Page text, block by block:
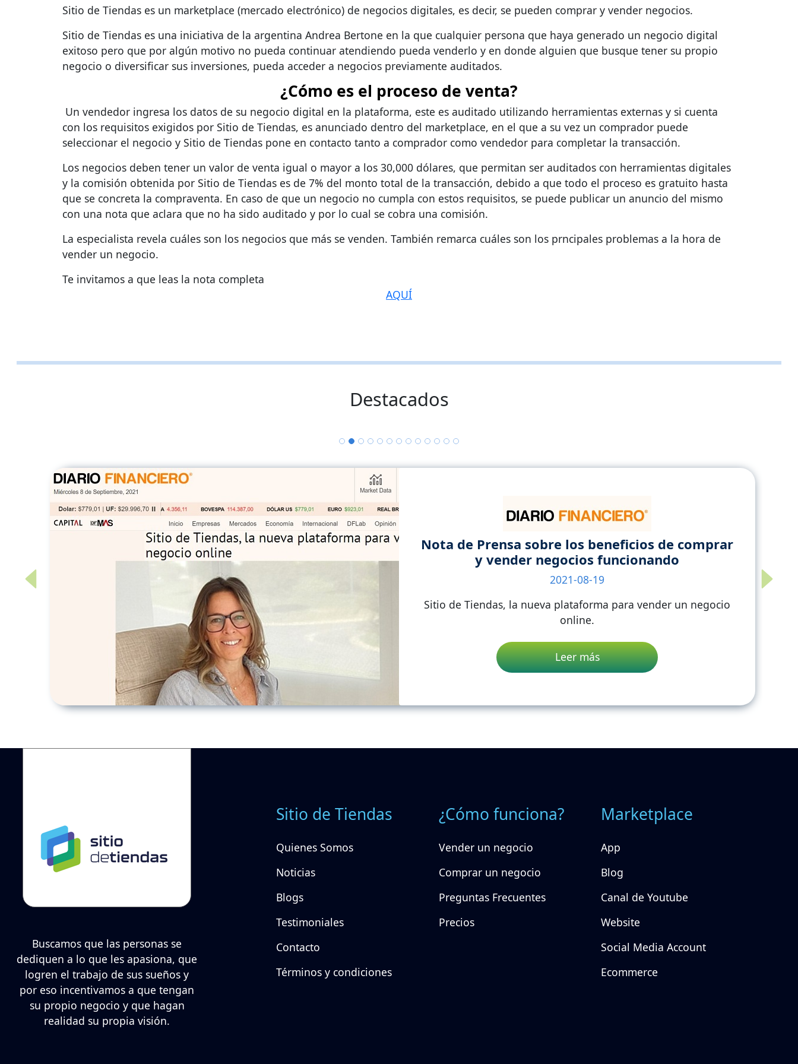
Sitio de Tiendas es un marketplace (mercado electrónico) de negocios digitales, es decir, se pueden comprar y vender negocios.
Sitio de Tiendas es una iniciativa de la argentina Andrea Bertone en la que cualquier persona que haya generado un negocio digital
exitoso pero que por algún motivo no pueda continuar atendiendo pueda venderlo y en donde alguien que busque tener su propio
negocio o diversificar sus inversiones, pueda acceder a negocios previamente auditados.
¿Cómo es el proceso de venta?
Un vendedor ingresa los datos de su negocio digital en la plataforma, este es auditado utilizando herramientas externas y si cuenta
con los requisitos exigidos por Sitio de Tiendas, es anunciado dentro del marketplace, en el que a su vez un comprador puede
seleccionar el negocio y Sitio de Tiendas pone en contacto tanto a comprador como vendedor para completar la transacción.
Los negocios deben tener un valor de venta igual o mayor a los 30,000 dólares, que permitan ser auditados con herramientas digitales
y la comisión obtenida por Sitio de Tiendas es de 7% del monto total de la transacción, debido a que todo el proceso es gratuito hasta
que se concreta la compraventa. En caso de que un negocio no cumpla con estos requisitos, se puede publicar un anuncio del mismo
con una nota que aclara que no ha sido auditado y por lo cual se cobra una comisión.
La especialista revela cuáles son los negocios que más se venden. También remarca cuáles son los prncipales problemas a la hora de
vender un negocio.
Te invitamos a que leas la nota completa
AQUÍ
Destacados
Nota de Prensa sobre los beneficios de comprar
y vender negocios funcionando
2021-08-19
Sitio de Tiendas, la nueva plataforma para vender un negocio
online.
Leer más
Buscamos que las personas se
dediquen a lo que les apasiona, que
logren el trabajo de sus sueños y
por eso incentivamos a que tengan
su propio negocio y que hagan
realidad su propia visión.
Sitio de Tiendas
Quienes Somos
Noticias
Blogs
Testimoniales
Contacto
Términos y condiciones
¿Cómo funciona?
Vender un negocio
Comprar un negocio
Preguntas Frecuentes
Precios
Marketplace
App
Blog
Canal de Youtube
Website
Social Media Account
Ecommerce